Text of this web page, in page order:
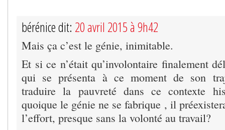
bérénice dit: 20 avril 2015 à 9h42
Mais ça c’est le génie, inimitable.
Et si ce n’était qu’involontaire finalement
qui se présenta à ce moment de son
traduire la pauvreté dans ce contexte
quoique le génie ne se fabrique , il
l’effort, presque sans la volonté au travail?